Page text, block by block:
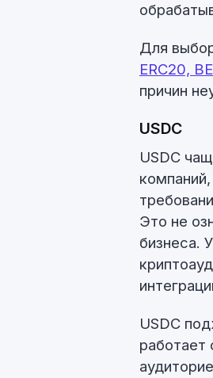
Для
ERC20,
причин
USDC
USDC
Это не
бизнеса.
USDC